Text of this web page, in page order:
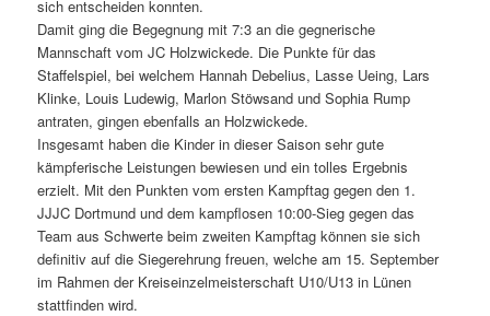
sich entscheiden konnten.
Damit ging die Begegnung mit 7:3 an die gegnerische
Mannschaft vom JC Holzwickede. Die Punkte für das
Staffelspiel, bei welchem Hannah Debelius, Lasse Ueing, Lars
Klinke, Louis Ludewig, Marlon Stöwsand und Sophia Rump
antraten, gingen ebenfalls an Holzwickede.
Insgesamt haben die Kinder in dieser Saison sehr gute
kämpferische Leistungen bewiesen und ein tolles Ergebnis
erzielt. Mit den Punkten vom ersten Kampftag gegen den 1.
JJJC Dortmund und dem kampflosen 10:00-Sieg gegen das
Team aus Schwerte beim zweiten Kampftag können sie sich
definitiv auf die Siegerehrung freuen, welche am 15. September
im Rahmen der Kreiseinzelmeisterschaft U10/U13 in Lünen
stattfinden wird.